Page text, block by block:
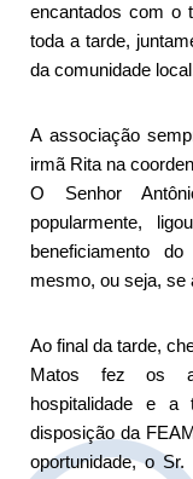
encantados com o
toda a tarde,
da comunidade
A associação
irmã Rita na
O Senhor
popularmente,
beneficiamento
mesmo, ou seja, se
Ao final da tarde,
Matos fez os
hospitalidade e
disposição da
oportunidade, o